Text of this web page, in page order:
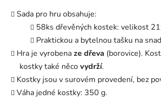
Sada pro hru obsahuje:
58ks dřevěných kostek: velikost
Praktickou a bytelnou tašku na
Hra je vyrobenaze dřeva (borovice).
kostky také něcovydrží.
Kostky jsou v surovém provedení, bez
Váha jedné kostky: 350 g.